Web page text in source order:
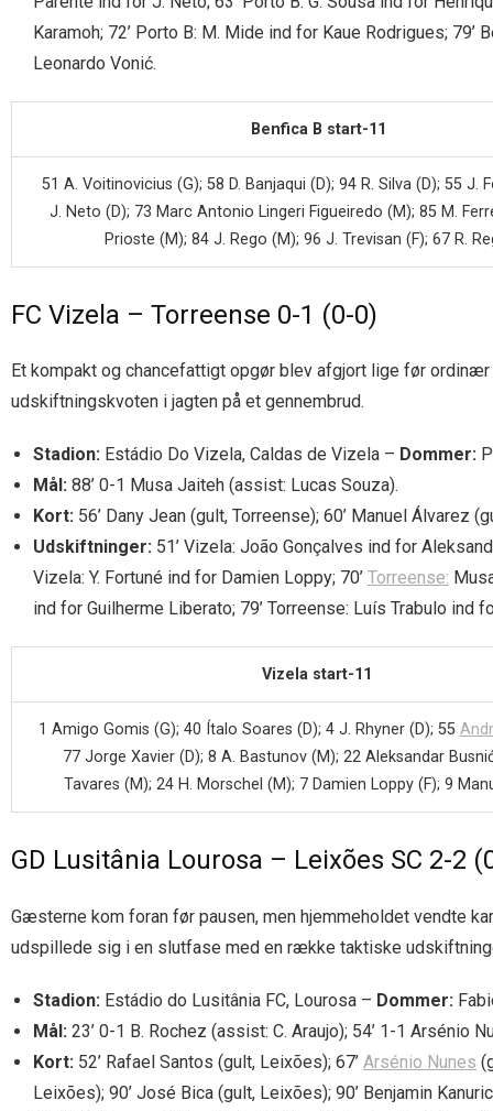
Karamoh; 72’ Porto B: M. Mide ind for Kaue Rodrigues;
Leonardo Vonić.
Benfica B start-11
51 A. Voitinovicius (G); 58 D. Banjaqui (D); 94 R. Silva (D); 55 J.
J. Neto (D); 73 Marc Antonio Lingeri Figueiredo (M); 85 M.
Prioste (M); 84 J. Rego (M); 96 J. Trevisan (F); 67 R.
FC Vizela – Torreense 0-1 (0-0)
Et kompakt og chancefattigt opgør blev afgjort lige før
udskiftningskvoten i jagten på et gennembrud.
Stadion: Estádio Do Vizela, Caldas de Vizela – Dommer:
Mål: 88’ 0-1 Musa Jaiteh (assist: Lucas Souza).
Kort: 56’ Dany Jean (gult, Torreense); 60’ Manuel Álvarez
Udskiftninger: 51’ Vizela: João Gonçalves ind for
Vizela: Y. Fortuné ind for Damien Loppy; 70’ Torreense:
ind for Guilherme Liberato; 79’ Torreense: Luís Trabulo ind
Vizela start-11
1 Amigo Gomis (G); 40 Ítalo Soares (D); 4 J. Rhyner (D); 55
77 Jorge Xavier (D); 8 A. Bastunov (M); 22 Aleksandar
Tavares (M); 24 H. Morschel (M); 7 Damien Loppy (F); 9
GD Lusitânia Lourosa – Leixões SC 2-2
Gæsterne kom foran før pausen, men hjemmeholdet vendte
udspillede sig i en slutfase med en række taktiske
Stadion: Estádio do Lusitânia FC, Lourosa – Dommer:
Mål: 23’ 0-1 B. Rochez (assist: C. Araujo); 54’ 1-1 Arsénio
Kort: 52’ Rafael Santos (gult, Leixões); 67’ Arsénio Nunes
Leixões); 90’ José Bica (gult, Leixões); 90’ Benjamin